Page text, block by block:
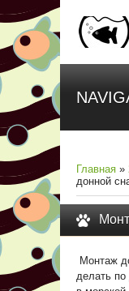
Главная »
донной
Монтаж
делать по